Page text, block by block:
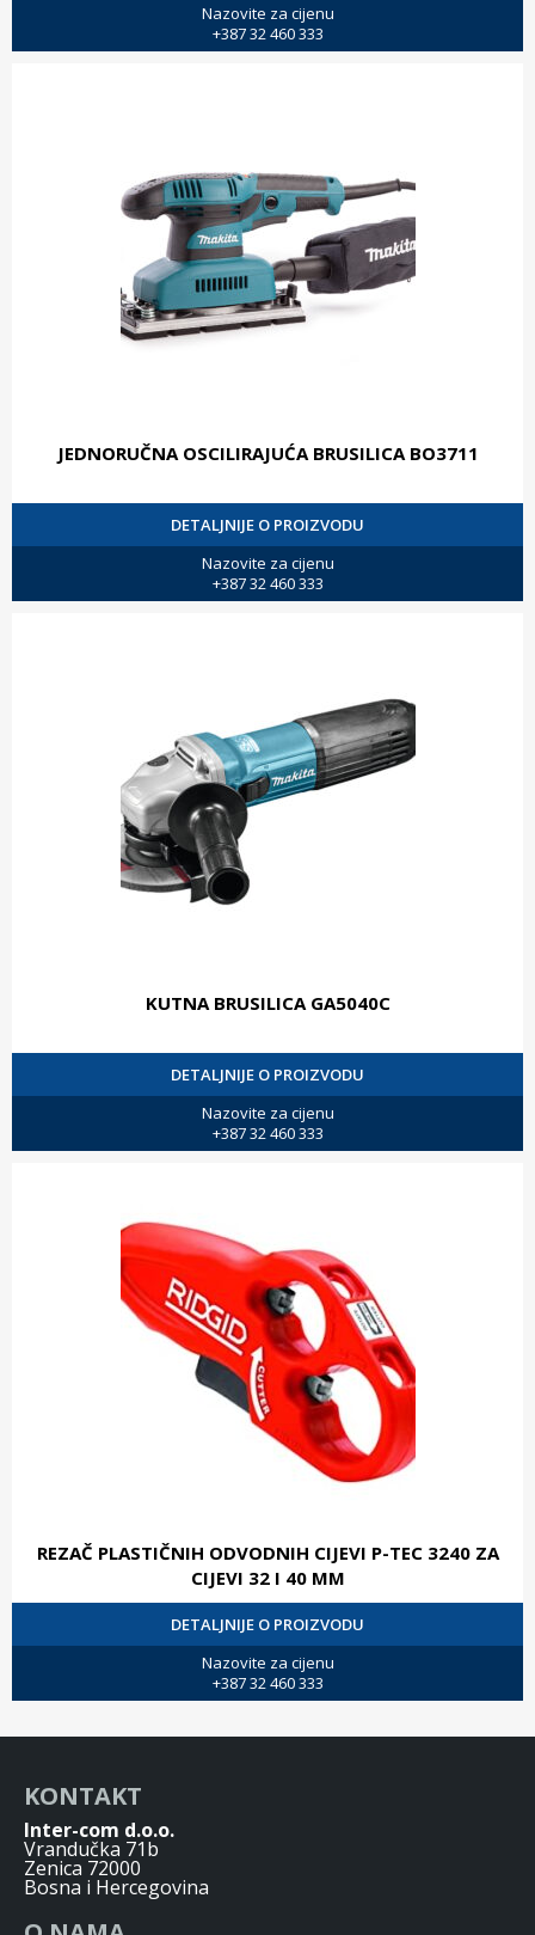
Nazovite za cijenu
+387 32 460 333
JEDNORUČNA OSCILIRAJUĆA BRUSILICA BO3711
DETALJNIJE O PROIZVODU
Nazovite za cijenu
+387 32 460 333
KUTNA BRUSILICA GA5040C
DETALJNIJE O PROIZVODU
Nazovite za cijenu
+387 32 460 333
REZAČ PLASTIČNIH ODVODNIH CIJEVI P-TEC 3240 ZA
CIJEVI 32 I 40 MM
DETALJNIJE O PROIZVODU
Nazovite za cijenu
+387 32 460 333
KONTAKT
Inter-com d.o.o.
Vrandučka 71b
Zenica 72000
Bosna i Hercegovina